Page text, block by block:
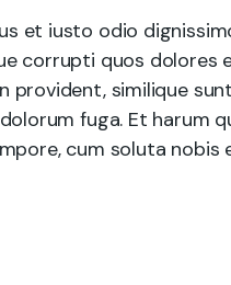
et iusto odio
corrupti quos dolores
provident, similique
fuga. Et harum
cum soluta nobis